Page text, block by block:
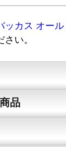
ッカス オー
い。
品